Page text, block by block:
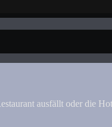
ausfällt oder die